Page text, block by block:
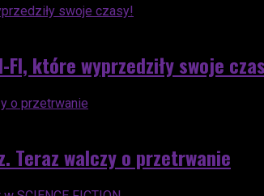
FI, które wyprzedziły swoje
Teraz walczy o przetrwanie